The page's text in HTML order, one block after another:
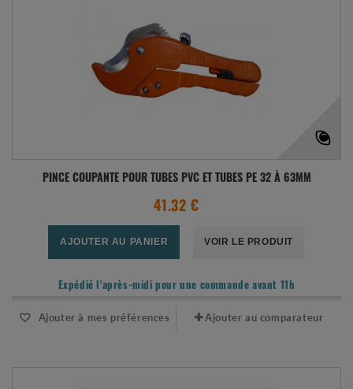
PINCE COUPANTE POUR TUBES PVC ET TUBES PE 32 À 63MM
41.32 €
AJOUTER AU PANIER VOIR LE PRODUIT
Expédié l'après-midi pour une commande avant 11h
Ajouter à mes préférences Ajouter au comparateur